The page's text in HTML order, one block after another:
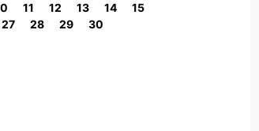
11 12 13 14
15
27 28 29
30